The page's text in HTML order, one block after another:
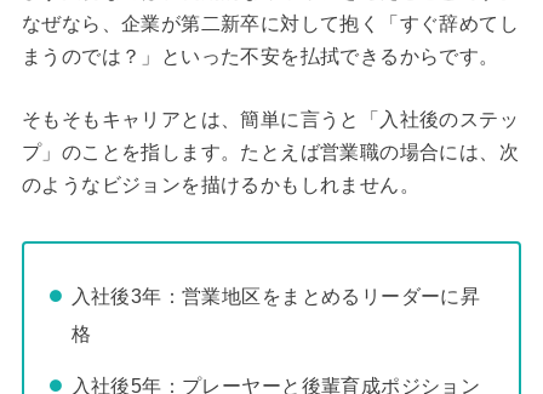
なぜなら、企業が第二新卒に対して抱く「すぐ辞めてし
まうのでは？」といった不安を払拭できるからです。
そもそもキャリアとは、簡単に言うと「入社後のステッ
プ」のことを指します。たとえば営業職の場合には、次
のようなビジョンを描けるかもしれません。
入社後3年：営業地区をまとめるリーダーに昇
格
入社後5年：プレーヤーと後輩育成ポジション